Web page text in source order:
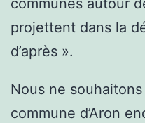
communes autour
projettent dans la
d’après ».
Nous ne
commune d’Aron